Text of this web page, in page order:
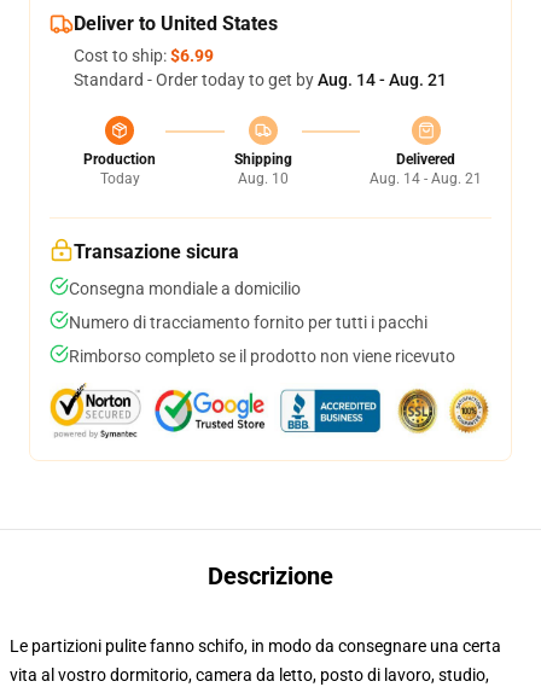
Deliver to United States
Cost to ship:$6.99
Standard - Order today to get byAug. 14 - Aug. 21
Production
Today
Shipping
Aug. 10
Delivered
Aug. 14 - Aug. 21
Transazione sicura
Consegna mondiale a domicilio
Numero di tracciamento fornito per tutti i pacchi
Rimborso completo se il prodotto non viene ricevuto
Descrizione
Le partizioni pulite fanno schifo, in modo da consegnare una certa
vita al vostro dormitorio, camera da letto, posto di lavoro, studio,